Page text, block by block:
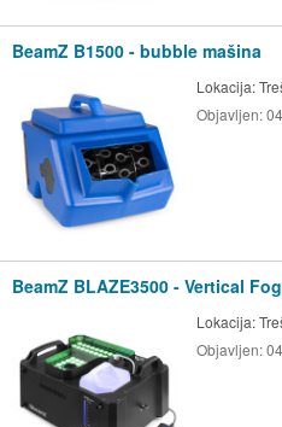
BeamZ B1500 - bubble mašina
Lokacija:
Objavljen:
BeamZ BLAZE3500 - Vertical
Lokacija:
Objavljen: